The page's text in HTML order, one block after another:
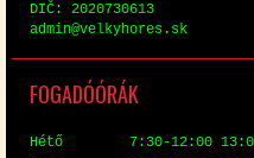
DIČ: 2020730613
ad­min@​vel​kyho​res.​sk
FO­GA­DÓ­ÓRÁK
Hé­tő 7:30-12:00